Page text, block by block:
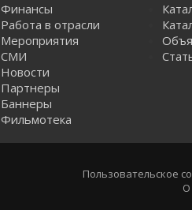
Финансы
Работа в отрасли
Мероприятия
СМИ
Новости
Партнеры
Баннеры
Фильмотека
Пользовательское
О